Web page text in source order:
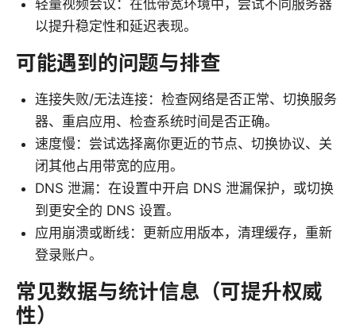
轻量视频会议：在低带宽环境中，尝试不同服务器
以提升稳定性和延迟表现。
可能遇到的问题与排查
连接失败/无法连接：检查网络是否正常、切换服务
器、重启应用、检查系统时间是否正确。
速度慢：尝试选择离你更近的节点、切换协议、关
闭其他占用带宽的应用。
DNS 泄漏：在设置中开启 DNS 泄漏保护，或切换
到更安全的 DNS 设置。
应用崩溃或断线：更新应用版本，清理缓存，重新
登录账户。
常见数据与统计信息（可提升权威
性）